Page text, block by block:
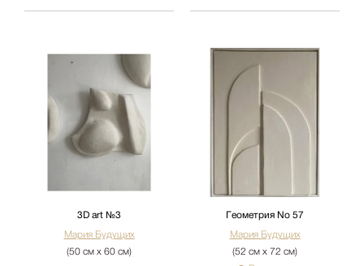
3D art №3
Мария Будущих
(50 см х 60 см)
Геометрия No 57
Мария Будущих
(52 см х 72 см)